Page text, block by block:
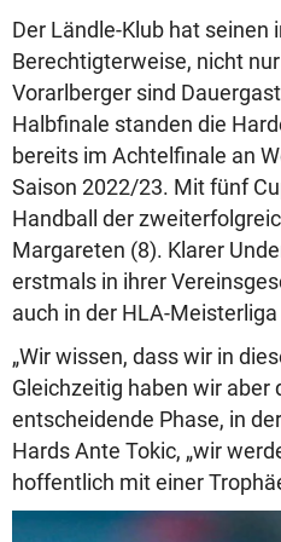
Der Ländle-Klub hat
Berechtigterweise, nicht
Vorarlberger sind
Halbfinale standen die
bereits im Achtelfinale an
Saison 2022/23. Mit fünf
Handball der
Margareten (8). Klarer
erstmals in ihrer
auch in der HLA-
„Wir wissen, dass wir in
Gleichzeitig haben wir aber
entscheidende Phase, in
Hards Ante Tokic, „wir
hoffentlich mit einer